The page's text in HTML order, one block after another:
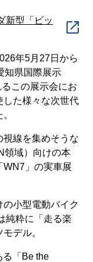
新型「ビッ
年5月27日から
知県国際展示
この展示会にお
した様々な次世代
線を集めそうな
領域）向けの本
WN7」の実車展
小型電動バイク
純粋に「走る楽
デル。
「Be the